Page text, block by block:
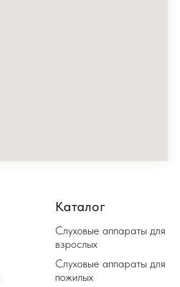
Каталог
Слуховые аппараты для
взрослых
Слуховые аппараты для
пожилых